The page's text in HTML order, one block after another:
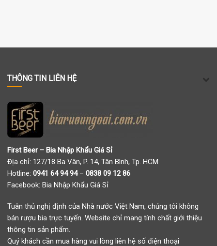
THÔNG TIN LIÊN HỆ
First Beer – Bia Nhập Khẩu Giá Sỉ
Địa chỉ: 127/18 Ba Vân, P. 14, Tân Bình, Tp. HCM
Hotline: 0941 64 94 94– 0838 09 12 86
Facebook: Bia Nhập Khẩu Giá Sỉ
Tuân thủ nghị định của Nhà nước Việt Nam, chúng tôi không
bán rượu bia trực tuyến. Website chỉ mang tính chất giới thiệu
thông tin sản phẩm.
Quý khách cần mua hàng vui lòng liên hệ số điện thoại